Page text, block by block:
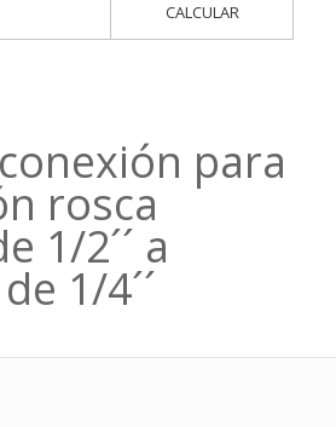
CALCULAR
para
rosca
1/2´´ a
1/4´´